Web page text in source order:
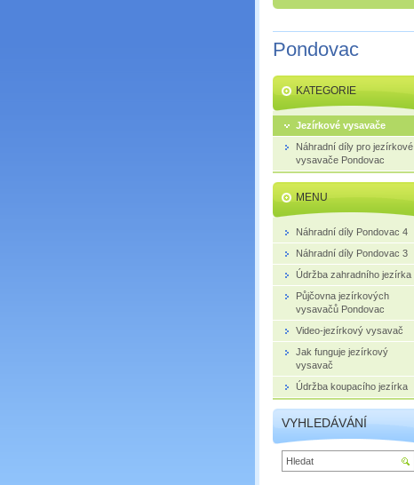
Pondovac
KATEGORIE
Jezírkové vysavače
Náhradní díly pro jezírkové
vysavače Pondovac
MENU
Náhradní díly Pondovac 4
Náhradní díly Pondovac 3
Údržba zahradního jezírka
Půjčovna jezírkových
vysavačů Pondovac
Video-jezírkový vysavač
Jak funguje jezírkový
vysavač
Údržba koupacího jezírka
VYHLEDÁVÁNÍ